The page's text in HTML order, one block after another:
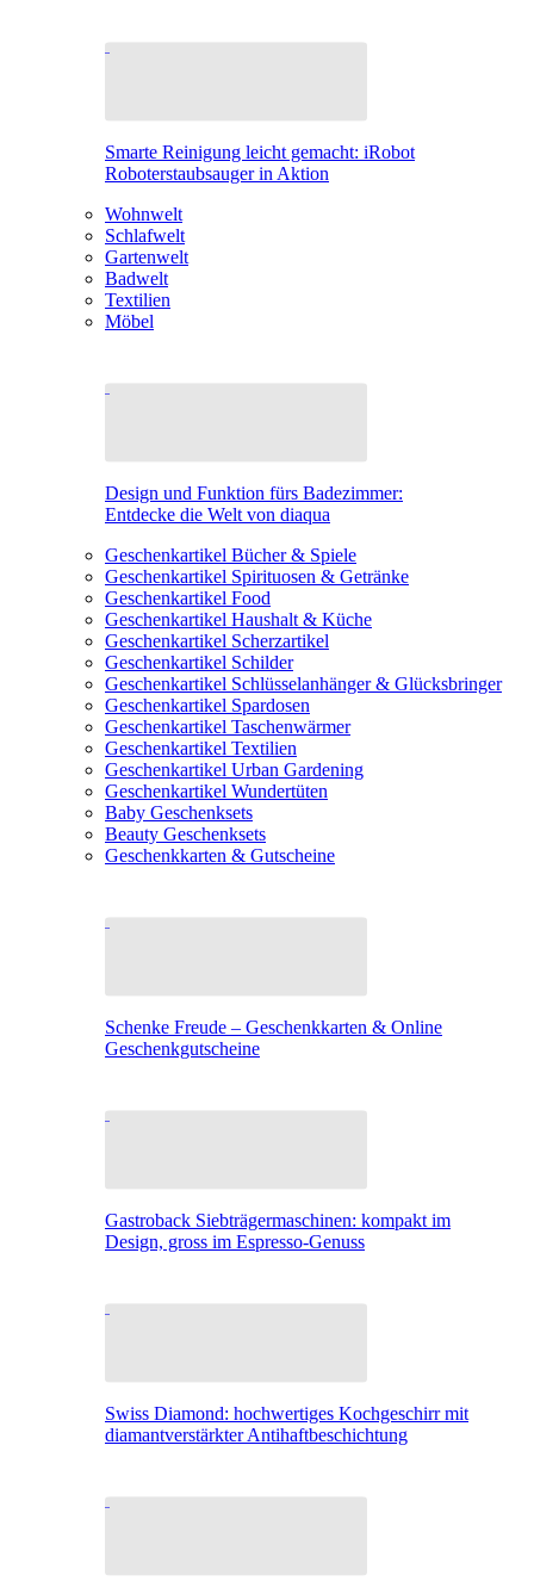
Smarte Reinigung leicht gemacht: iRobot
Roboterstaubsauger in Aktion
Wohnwelt
Schlafwelt
Gartenwelt
Badwelt
Textilien
Möbel
Design und Funktion fürs Badezimmer:
Entdecke die Welt von diaqua
Geschenkartikel Bücher & Spiele
Geschenkartikel Spirituosen & Getränke
Geschenkartikel Food
Geschenkartikel Haushalt & Küche
Geschenkartikel Scherzartikel
Geschenkartikel Schilder
Geschenkartikel Schlüsselanhänger & Glücksbringer
Geschenkartikel Spardosen
Geschenkartikel Taschenwärmer
Geschenkartikel Textilien
Geschenkartikel Urban Gardening
Geschenkartikel Wundertüten
Baby Geschenksets
Beauty Geschenksets
Geschenkkarten & Gutscheine
Schenke Freude – Geschenkkarten & Online
Geschenkgutscheine
Gastroback Siebträgermaschinen: kompakt im
Design, gross im Espresso-Genuss
Swiss Diamond: hochwertiges Kochgeschirr mit
diamantverstärkter Antihaftbeschichtung